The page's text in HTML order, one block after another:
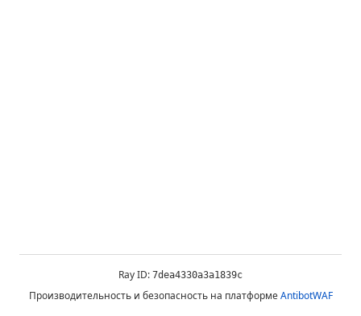
Ray ID: 7dea4330a3a1839c
Производительность и безопасность на платформеAntibotWAF